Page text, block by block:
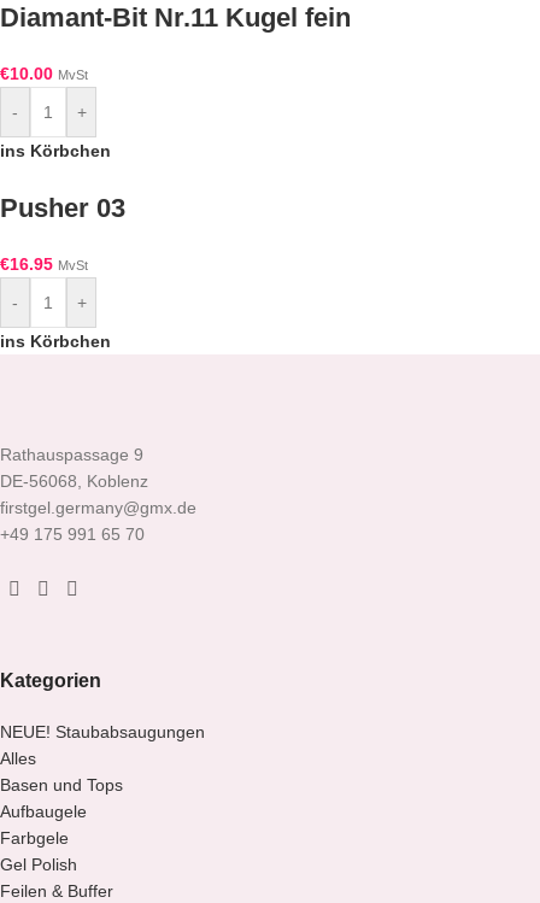
Diamant-Bit Nr.11 Kugel fein
€10.00 MvSt
-
+
ins Körbchen
Pusher 03
€16.95 MvSt
-
+
ins Körbchen
Rathauspassage 9
DE-56068, Koblenz
firstgel.germany@gmx.de
+49 175 991 65 70
Kategorien
NEUE! Staubabsaugungen
Alles
Basen und Tops
Aufbaugele
Farbgele
Gel Polish
Feilen & Buffer